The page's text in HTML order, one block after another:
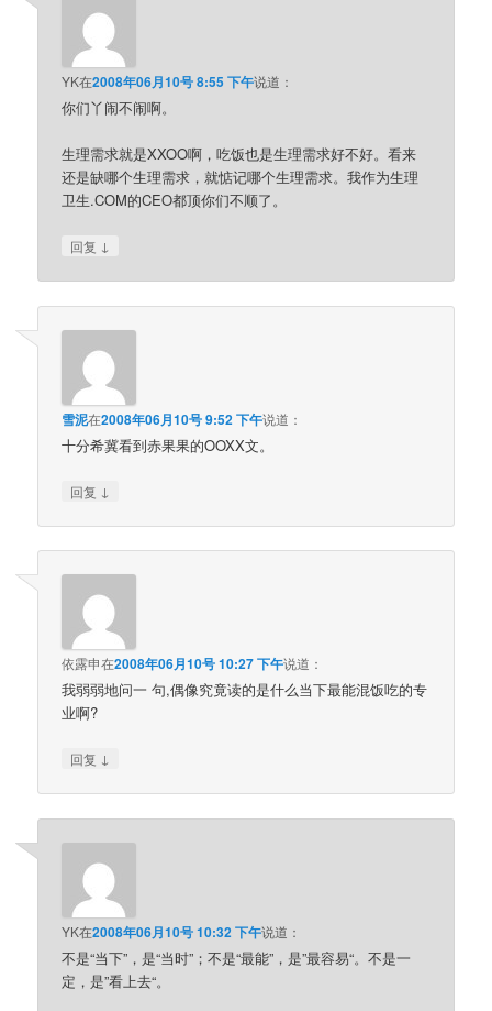
YK在2008年06月10号 8:55 下午说道：
你们丫闹不闹啊。
生理需求就是XXOO啊，吃饭也是生理需求好不好。看来
还是缺哪个生理需求，就惦记哪个生理需求。我作为生理
卫生.COM的CEO都顶你们不顺了。
回复 ↓
雪泥在2008年06月10号 9:52 下午说道：
十分希冀看到赤果果的OOXX文。
回复 ↓
依露申在2008年06月10号 10:27 下午说道：
我弱弱地问一 句,偶像究竟读的是什么当下最能混饭吃的专
业啊?
回复 ↓
YK在2008年06月10号 10:32 下午说道：
不是“当下”，是“当时”；不是“最能”，是”最容易“。不是一
定，是”看上去“。